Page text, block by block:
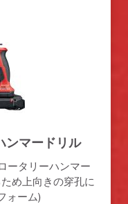
ンマードリル
ータリーハンマー
め上向きの穿孔に
ォーム)